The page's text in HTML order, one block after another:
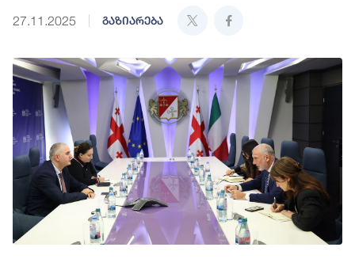
27.11.2025 გაზიარება